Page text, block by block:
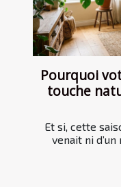
Pourquoi
touche
Et si, cette
venait ni d’un